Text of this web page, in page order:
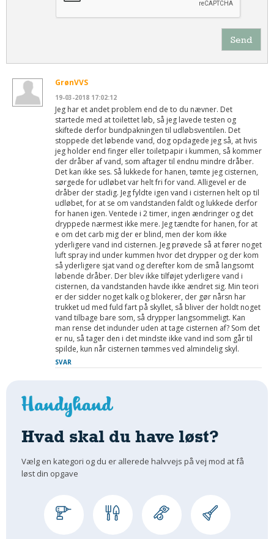
Send
GrønVVS
19-03-2018 17:02:12
Jeg har et andet problem end de to du nævner. Det
startede med at toilettet løb, så jeg lavede testen og
skiftede derfor bundpakningen til udløbsventilen. Det
stoppede det løbende vand, dog opdagede jeg så, at hvis
jeg holder end finger eller toiletpapir i kummen, så kommer
der dråber af vand, som aftager til endnu mindre dråber.
Det kan ikke ses. Så lukkede for hanen, tømte jeg cisternen,
sørgede for udløbet var helt fri for vand. Alligevel er de
dråber der stadig. Jeg fyldte igen vand i cisternen helt op til
udløbet, for at se om vandstanden faldt og lukkede derfor
for hanen igen. Ventede i 2 timer, ingen ændringer og det
dryppede nærmest ikke mere. Jeg tændte for hanen, for at
e om det carb mig der er blind, men der kom ikke
yderligere vand ind cisternen. Jeg prøvede så at fører noget
luft spray ind under kummen hvor det drypper og der kom
så yderligere sjat vand og derefter kom de små langsomt
løbende dråber. Der blev ikke tilføjet yderligere vand i
cisternen, da vandstanden havde ikke ændret sig. Min teori
er der sidder noget kalk og blokerer, der gør nårsn har
trukket ud med fuld fart på skyllet, så bliver der holdt noget
vand tilbage bare som, så drypper langsommeligt. Kan
man rense det indunder uden at tage cisternen af? Som det
er nu, så tager den i det mindste ikke vand ind som går til
spilde, kun når cisternen tømmes ved almindelig skyl.
SVAR
Hvad skal du have løst?
Vælg en kategori og du er allerede halvvejs på vej mod at få
løst din opgave